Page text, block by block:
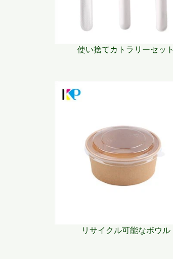
使い捨てカトラリーセット
リサイクル可能なボウル